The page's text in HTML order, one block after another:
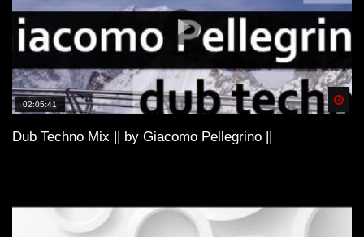
02:05:41
Dub Techno Mix || by Giacomo Pellegrino ||